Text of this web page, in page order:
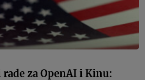
za OpenAI i Kinu: